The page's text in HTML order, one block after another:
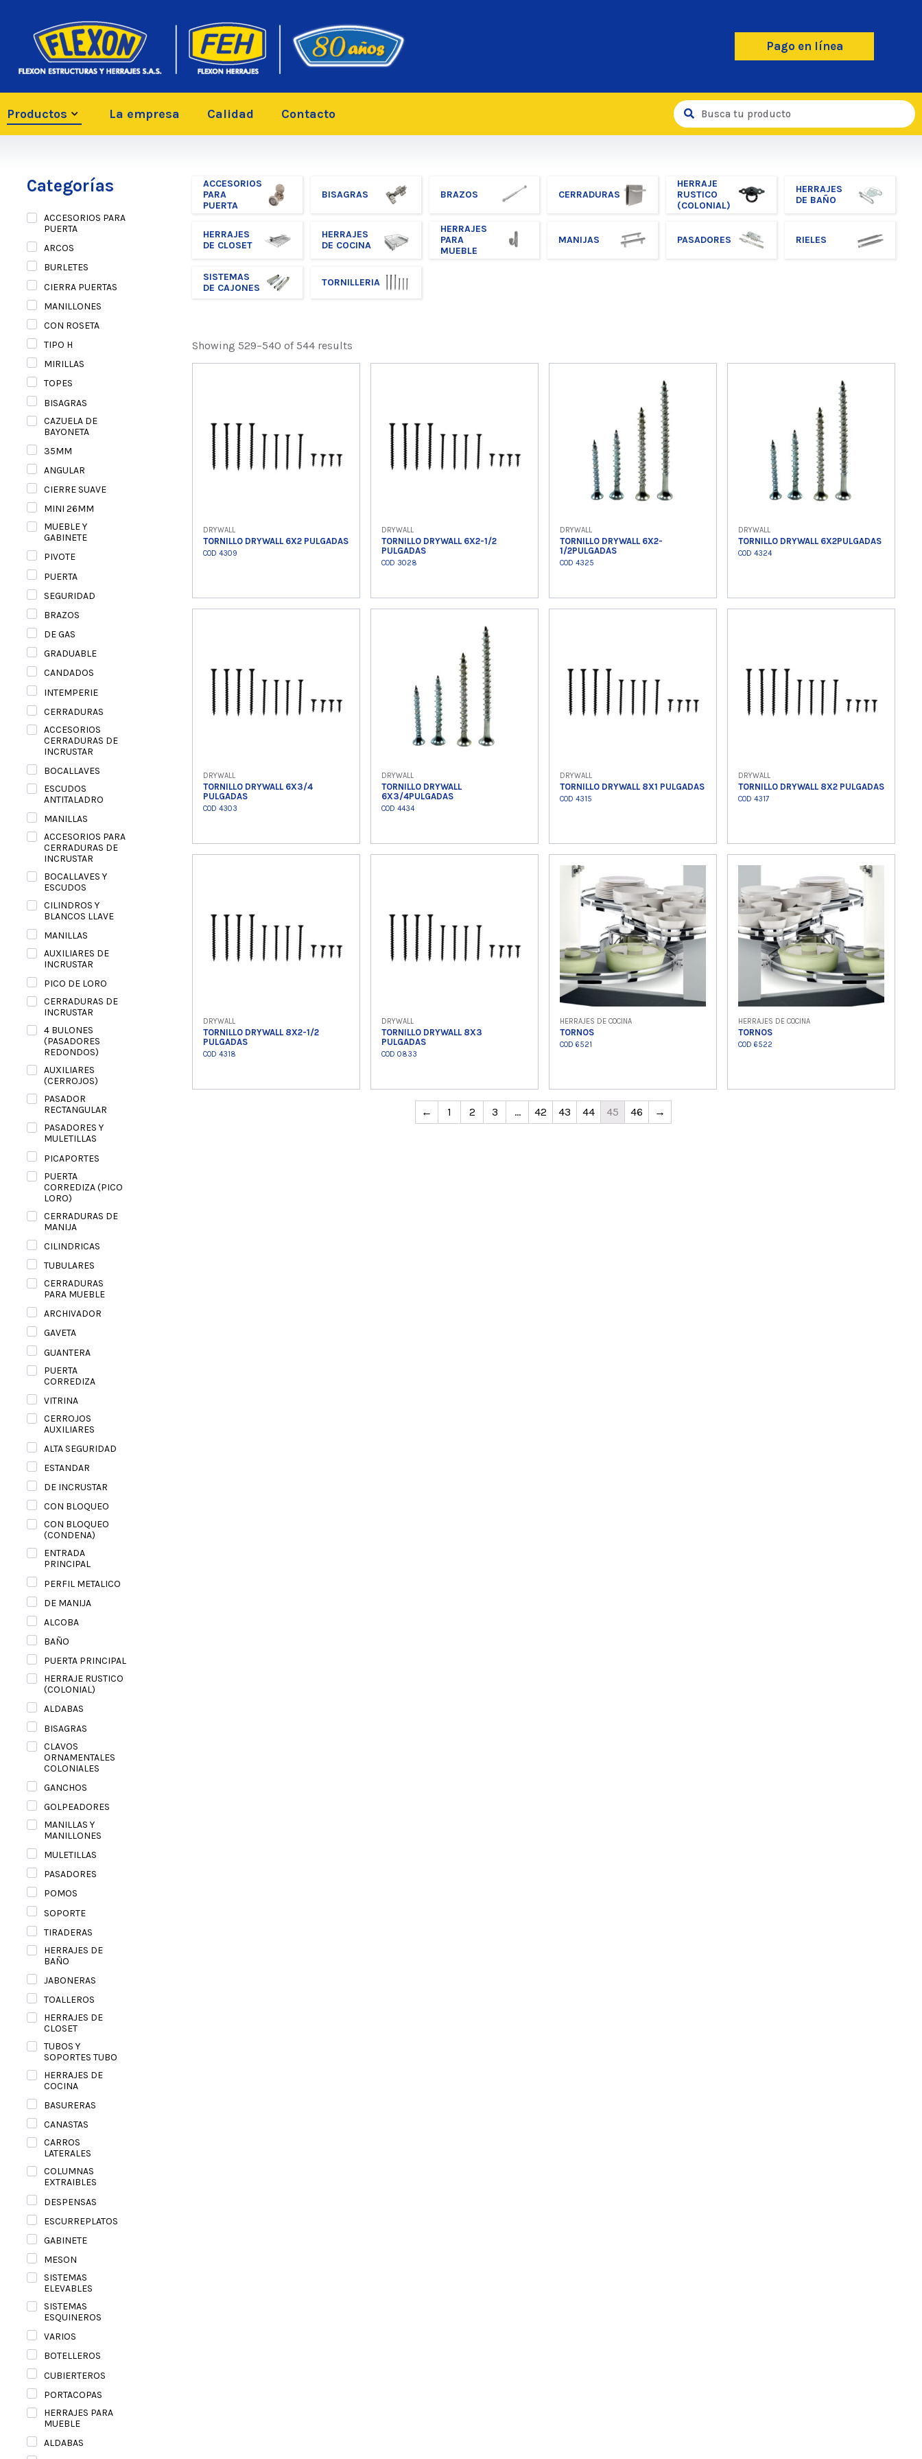
Pago en línea
Productos La empresa Calidad Contacto
Categorías
ACCESORIOS PARA
PUERTA
ARCOS
BURLETES
CIERRA PUERTAS
MANILLONES
CON ROSETA
TIPO H
MIRILLAS
TOPES
BISAGRAS
CAZUELA DE
BAYONETA
35MM
ANGULAR
CIERRE SUAVE
MINI 26MM
MUEBLE Y
GABINETE
PIVOTE
PUERTA
SEGURIDAD
BRAZOS
DE GAS
GRADUABLE
CANDADOS
INTEMPERIE
CERRADURAS
ACCESORIOS
CERRADURAS DE
INCRUSTAR
BOCALLAVES
ESCUDOS
ANTITALADRO
MANILLAS
ACCESORIOS PARA
CERRADURAS DE
INCRUSTAR
BOCALLAVES Y
ESCUDOS
CILINDROS Y
BLANCOS LLAVE
MANILLAS
AUXILIARES DE
INCRUSTAR
PICO DE LORO
CERRADURAS DE
INCRUSTAR
4 BULONES
(PASADORES
REDONDOS)
AUXILIARES
(CERROJOS)
PASADOR
RECTANGULAR
PASADORES Y
MULETILLAS
PICAPORTES
PUERTA
CORREDIZA (PICO
LORO)
CERRADURAS DE
MANIJA
CILINDRICAS
TUBULARES
CERRADURAS
PARA MUEBLE
ARCHIVADOR
GAVETA
GUANTERA
PUERTA
CORREDIZA
VITRINA
CERROJOS
AUXILIARES
ALTA SEGURIDAD
ESTANDAR
DE INCRUSTAR
CON BLOQUEO
CON BLOQUEO
(CONDENA)
ENTRADA
PRINCIPAL
PERFIL METALICO
DE MANIJA
ALCOBA
BAÑO
PUERTA PRINCIPAL
HERRAJE RUSTICO
(COLONIAL)
ALDABAS
BISAGRAS
CLAVOS
ORNAMENTALES
COLONIALES
GANCHOS
GOLPEADORES
MANILLAS Y
MANILLONES
MULETILLAS
PASADORES
POMOS
SOPORTE
TIRADERAS
HERRAJES DE
BAÑO
JABONERAS
TOALLEROS
HERRAJES DE
CLOSET
TUBOS Y
SOPORTES TUBO
HERRAJES DE
COCINA
BASURERAS
CANASTAS
CARROS
LATERALES
COLUMNAS
EXTRAIBLES
DESPENSAS
ESCURREPLATOS
GABINETE
MESON
SISTEMAS
ELEVABLES
SISTEMAS
ESQUINEROS
VARIOS
BOTELLEROS
CUBIERTEROS
PORTACOPAS
HERRAJES PARA
MUEBLE
ALDABAS
ACCESORIOS
PARA
PUERTA
BISAGRAS BRAZOS CERRADURAS
HERRAJE
RUSTICO
(COLONIAL)
HERRAJES
DE BAÑO
HERRAJES
DE CLOSET
HERRAJES
DE COCINA
HERRAJES
PARA
MUEBLE
MANIJAS PASADORES RIELES
SISTEMAS
DE CAJONES
TORNILLERIA
Showing 529–540 of 544 results
DRYWALL
TORNILLO DRYWALL 6X2 PULGADAS
COD 4309
DRYWALL
TORNILLO DRYWALL 6X2-1/2
PULGADAS
COD 3028
DRYWALL
TORNILLO DRYWALL 6X2-
1/2PULGADAS
COD 4325
DRYWALL
TORNILLO DRYWALL 6X2PULGADAS
COD 4324
DRYWALL
TORNILLO DRYWALL 6X3/4
PULGADAS
COD 4303
DRYWALL
TORNILLO DRYWALL
6X3/4PULGADAS
COD 4434
DRYWALL
TORNILLO DRYWALL 8X1 PULGADAS
COD 4315
DRYWALL
TORNILLO DRYWALL 8X2 PULGADAS
COD 4317
DRYWALL
TORNILLO DRYWALL 8X2-1/2
PULGADAS
COD 4318
DRYWALL
TORNILLO DRYWALL 8X3
PULGADAS
COD 0833
Ver producto
HERRAJES DE COCINA
TORNOS
COD 6521
Ver producto
HERRAJES DE COCINA
TORNOS
COD 6522
← 1 2 3 … 42 43 44 45 46 →